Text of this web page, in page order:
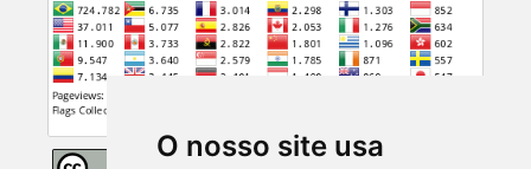
O nosso site usa